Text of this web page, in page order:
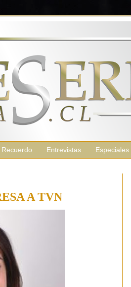
Entrevistas Especiales
A TVN